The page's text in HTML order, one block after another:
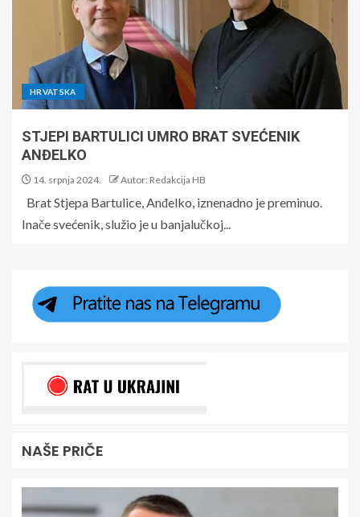
HRVATSKA
STJEPI BARTULICI UMRO BRAT SVEĆENIK
ANĐELKO
14. srpnja 2024. Autor: Redakcija HB
Brat Stjepa Bartulice, Anđelko, iznenadno je preminuo.
Inače svećenik, služio je u banjalučkoj...
NAŠE PRIČE